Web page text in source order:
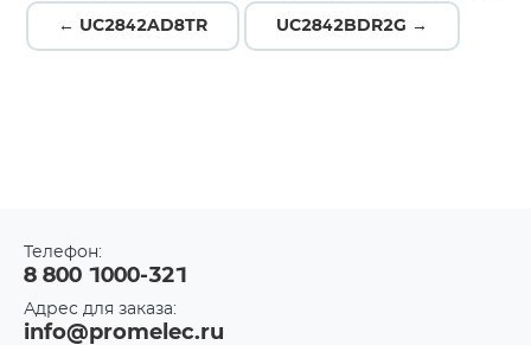
← UC2842AD8TR UC2842BDR2G →
Телефон:
8 800 1000-321
Адрес для заказа:
info@promelec.ru